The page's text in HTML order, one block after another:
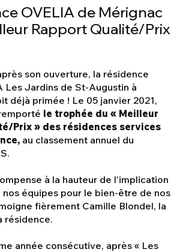
OVELIA de Mérignac
Rapport Qualité/Prix
son ouverture, la résidence
Les Jardins de St-Augustin à
déjà primée ! Le 05 janvier 2021,
le trophée du « Meilleur
Prix » des résidences services
au classement annuel du
à la hauteur de l’implication
équipes pour le bien-être de nos
fièrement Camille Blondel, la
résidence.
année consécutive, après « Les